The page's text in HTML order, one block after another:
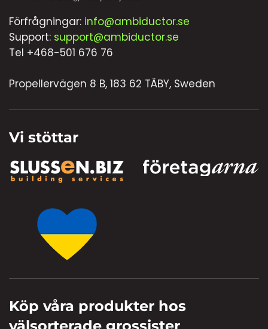
Förfrågningar: info@ambiductor.se
Support: support@ambiductor.se
Tel +468-501 676 76
Propellervägen 8 B, 183 62 TÄBY, Sweden
Vi stöttar
Köp våra produkter hos